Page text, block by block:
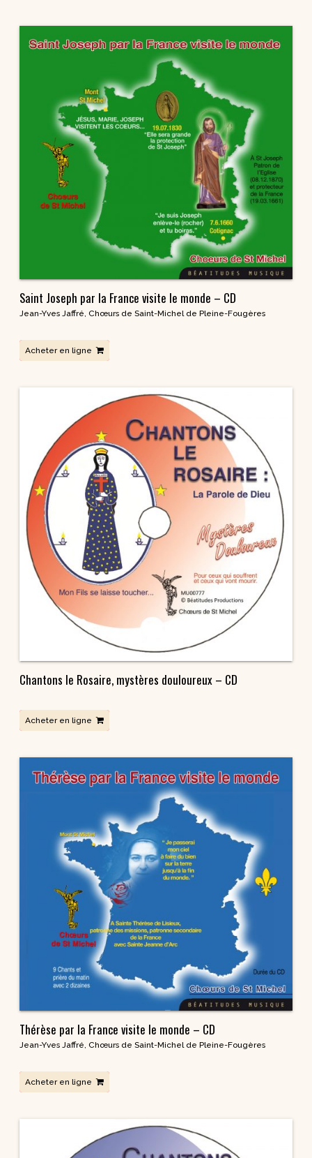
Saint Joseph par la France visite le monde – CD
Jean-Yves Jaffré, Chœurs de Saint-Michel de Pleine-Fougères
Acheter en ligne
Chantons le Rosaire, mystères douloureux – CD
Acheter en ligne
Thérèse par la France visite le monde – CD
Jean-Yves Jaffré, Chœurs de Saint-Michel de Pleine-Fougères
Acheter en ligne